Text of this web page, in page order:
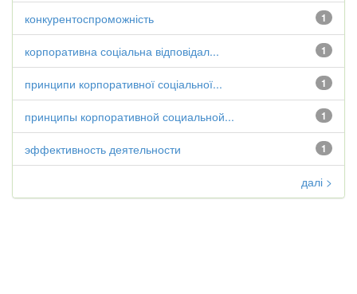
1
конкурентоспроможність
1
корпоративна соціальна відповідал...
1
принципи корпоративної соціальної...
1
принципы корпоративной социальной...
1
эффективность деятельности
далі >